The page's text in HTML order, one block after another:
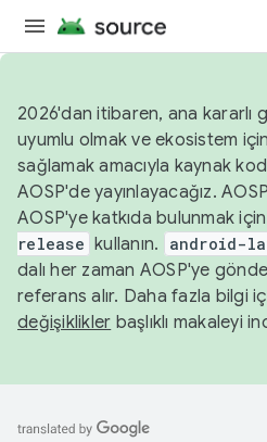
2026'dan itibaren, ana kararlı
uyumlu olmak ve ekosistem için
sağlamak amacıyla kaynak
AOSP'de yayınlayacağız.
AOSP'ye katkıda bulunmak için
release kullanın. android-
dalı her zaman AOSP'ye
referans alır. Daha fazla bilgi
değişiklikler başlıklı makaleyi